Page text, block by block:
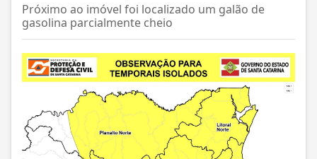
Próximo ao imóvel foi localizado um galão de
gasolina parcialmente cheio